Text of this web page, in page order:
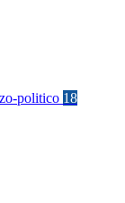
politico 18